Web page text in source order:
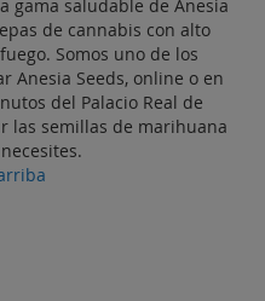
gama saludable de Anesia
de cannabis con alto
Somos uno de los
Anesia Seeds, online o en
del Palacio Real de
las semillas de marihuana